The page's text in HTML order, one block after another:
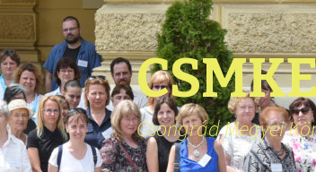
Csongrád Megyei